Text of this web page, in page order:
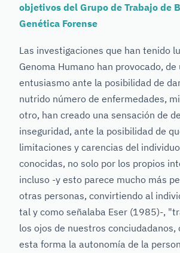
objetivos del Grupo de Trabajo de
Genética Forense
Las investigaciones que han tenido
Genoma Humano han provocado, de
entusiasmo ante la posibilidad de
nutrido número de enfermedades,
otro, han creado una sensación de
inseguridad, ante la posibilidad de
limitaciones y carencias del
conocidas, no solo por los propios
incluso -y esto parece mucho más
otras personas, convirtiendo al
tal y como señalaba Eser (1985)-,
los ojos de nuestros conciudadanos,
esta forma la autonomía de la